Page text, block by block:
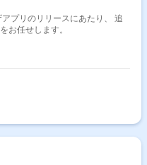
プリのリリースにあたり、 追
お任せします。